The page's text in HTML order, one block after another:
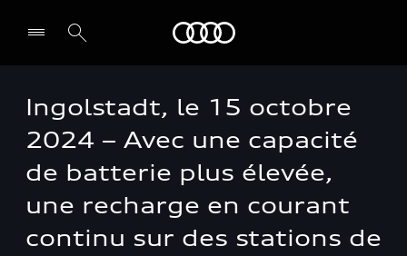
Ingolstadt, le 15 octobre
2024 – Avec une capacité
de batterie plus élevée,
une recharge en courant
continu sur des stations de